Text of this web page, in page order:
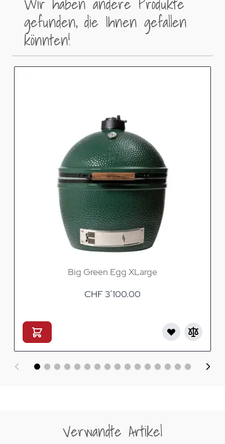
gefunden, die Ihnen gefallen
könnten!
Big Green Egg XLarge
CHF 3’100.00
Verwandte Artikel